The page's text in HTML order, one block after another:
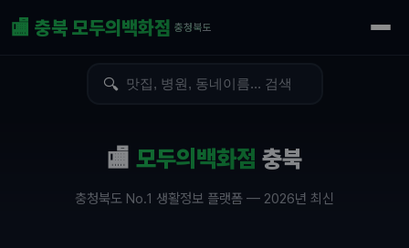
🏬 충북 모두의백화점 충청북도
🔍
🏬 모두의백화점 충북
충청북도 No.1 생활정보 플랫폼 — 2026년 최신